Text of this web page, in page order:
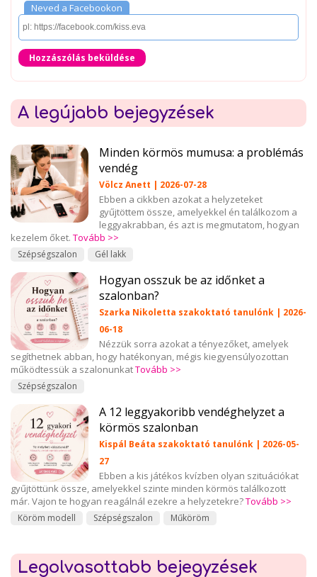
Neved a Facebookon
Hozzászólás beküldése
A legújabb bejegyzések
Minden körmös mumusa: a problémás
vendég
Völcz Anett | 2026-07-28
Ebben a cikkben azokat a helyzeteket
gyűjtöttem össze, amelyekkel én találkozom a
leggyakrabban, és azt is megmutatom, hogyan
kezelem őket. Tovább >>
Szépségszalon Gél lakk
Hogyan osszuk be az időnket a
szalonban?
Szarka Nikoletta szakoktató tanulónk | 2026-
06-18
Nézzük sorra azokat a tényezőket, amelyek
segíthetnek abban, hogy hatékonyan, mégis kiegyensúlyozottan
működtessük a szalonunkatTovább >>
Szépségszalon
A 12 leggyakoribb vendéghelyzet a
körmös szalonban
Kispál Beáta szakoktató tanulónk | 2026-05-
27
Ebben a kis játékos kvízben olyan szituációkat
gyűjtöttünk össze, amelyekkel szinte minden körmös találkozott
már. Vajon te hogyan reagálnál ezekre a helyzetekre?Tovább >>
Köröm modell Szépségszalon Műköröm
Legolvasottabb bejegyzések